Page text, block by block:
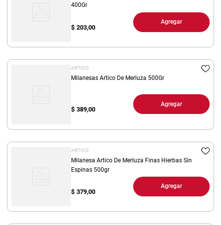
400Gr
$ 203,00
Agregar
ARTICO
Milanesas Artico De Merluza 500Gr
$ 389,00
Agregar
ARTICO
Milanesa Artico De Merluza Finas Hierbas Sin
Espinas 500gr
$ 379,00
Agregar